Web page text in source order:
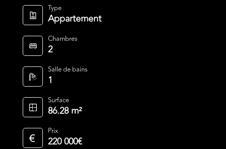
Type
Appartement
Chambres
2
Salle de bains
1
Surface
86.28 m²
Prix
220 000€